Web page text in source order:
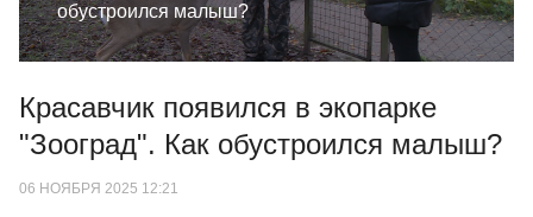
обустроился малыш?
Красавчик появился в экопарке
"Зооград". Как обустроился малыш?
06 НОЯБРЯ 2025 12:21